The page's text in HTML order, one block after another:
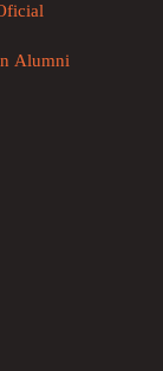
Alumni